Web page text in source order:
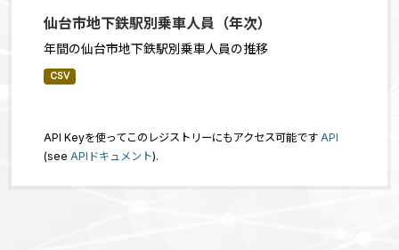
仙台市地下鉄駅別乗車人員（年次）
年間の仙台市地下鉄駅別乗車人員の推移
CSV
API Keyを使ってこのレジストリーにもアクセス可能です API
(see APIドキュメント).